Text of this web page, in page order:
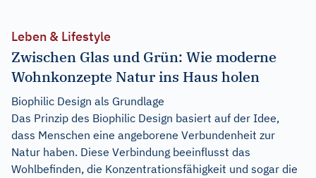
Leben & Lifestyle
Zwischen Glas und Grün: Wie moderne
Wohnkonzepte Natur ins Haus holen
Biophilic Design als Grundlage
Das Prinzip des Biophilic Design basiert auf der Idee,
dass Menschen eine angeborene Verbundenheit zur
Natur haben. Diese Verbindung beeinflusst das
Wohlbefinden, die Konzentrationsfähigkeit und sogar die